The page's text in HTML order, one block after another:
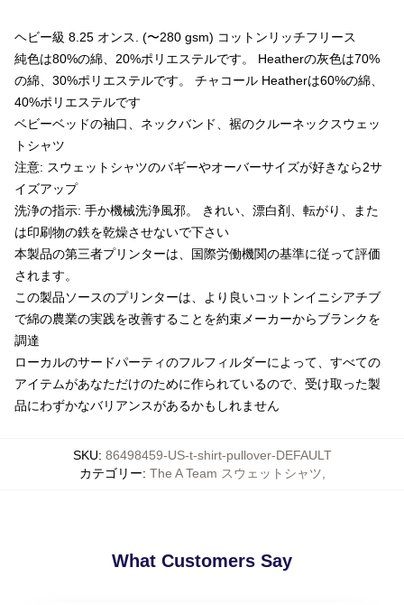
ヘビー級 8.25 オンス. (〜280 gsm) コットンリッチフリース
純色は80%の綿、20%ポリエステルです。 Heatherの灰色は70%
の綿、30%ポリエステルです。 チャコール Heatherは60%の綿、
40%ポリエステルです
ベビーベッドの袖口、ネックバンド、裾のクルーネックスウェッ
トシャツ
注意: スウェットシャツのバギーやオーバーサイズが好きなら2サ
イズアップ
洗浄の指示: 手か機械洗浄風邪。 きれい、漂白剤、転がり、また
は印刷物の鉄を乾燥させないで下さい
本製品の第三者プリンターは、国際労働機関の基準に従って評価
されます。
この製品ソースのプリンターは、より良いコットンイニシアチブ
で綿の農業の実践を改善することを約束メーカーからブランクを
調達
ローカルのサードパーティのフルフィルダーによって、すべての
アイテムがあなただけのために作られているので、受け取った製
品にわずかなバリアンスがあるかもしれません
SKU: 86498459-US-t-shirt-pullover-DEFAULT
カテゴリー: The A Team スウェットシャツ
What Customers Say